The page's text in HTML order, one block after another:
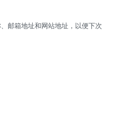
邮箱地址和网站地址，以便下次